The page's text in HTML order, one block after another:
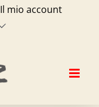
Il mio account